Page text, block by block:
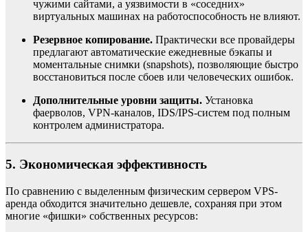
чужими сайтами, а уязвимости в «соседних»
виртуальных машинах на работоспособность не влияют.
Резервное копирование. Практически все провайдеры
предлагают автоматические ежедневные бэкапы и
моментальные снимки (snapshots), позволяющие быстро
восстановиться после сбоев или человеческих ошибок.
Дополнительные уровни защиты. Установка
фаерволов, VPN-каналов, IDS/IPS-систем под полным
контролем администратора.
5. Экономическая эффективность
По сравнению с выделенным физическим сервером VPS-
аренда обходится значительно дешевле, сохраняя при этом
многие «фишки» собственных ресурсов: